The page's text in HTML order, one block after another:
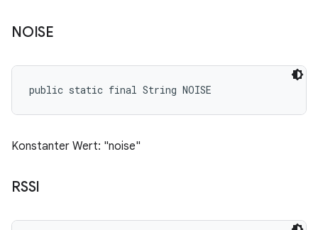
NOISE
public static final String NOISE
Konstanter Wert: "noise"
RSSI